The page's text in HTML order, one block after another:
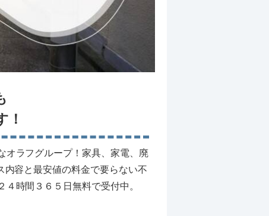
！
オラフグループ！家具、家電、廃
容と最安値の料金で要らない不
時間３６５日無料で受付中。